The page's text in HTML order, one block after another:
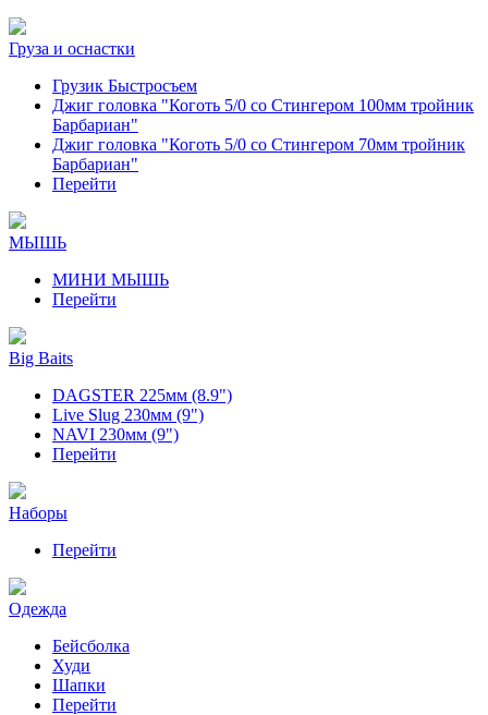
Груза и оснастки
Грузик Быстросъем
Джиг головка "Коготь 5/0 со Стингером 100мм тройник
Барбариан"
Джиг головка "Коготь 5/0 со Стингером 70мм тройник
Барбариан"
Перейти
МЫШЬ
МИНИ МЫШЬ
Перейти
Big Baits
DAGSTER 225мм (8.9")
Live Slug 230мм (9")
NAVI 230мм (9")
Перейти
Наборы
Перейти
Одежда
Бейсболка
Худи
Шапки
Перейти